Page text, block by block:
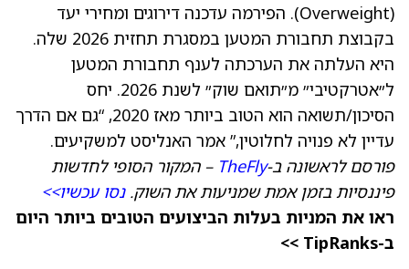
(Overweight). הפירמה עדכנה דירוגים ומחירי יעד
בקבוצת תחבורת המטען במסגרת תחזית 2026 שלה.
היא העלתה את הערכתה לענף תחבורת המטען
ל״אטרקטיבי״ מ״תואם שוק״ לשנת 2026. יחס
הסיכון/תשואה הוא הטוב ביותר מאז 2020, “גם אם הדרך
עדיין לא פנויה לחלוטין,” אמר האנליסט למשקיעים.
פורסם לראשונה ב-TheFly – המקור הסופי לחדשות
פיננסיות בזמן אמת שמניעות את השוק.נסו עכשיו>>
ראו את המניות בעלות הביצועים הטובים ביותר היום
ב-TipRanks >>